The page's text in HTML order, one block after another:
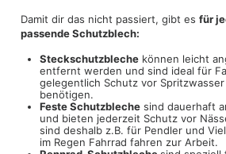
Damit dir das nicht passiert, gibt es für
passende Schutzblech:
Steckschutzbleche können leicht
entfernt werden und sind ideal für
gelegentlich Schutz vor Spritzwasser
benötigen.
Feste Schutzbleche sind dauerhaft
und bieten jederzeit Schutz vor
sind deshalb z.B. für Pendler und
im Regen Fahrrad fahren zur Arbeit.